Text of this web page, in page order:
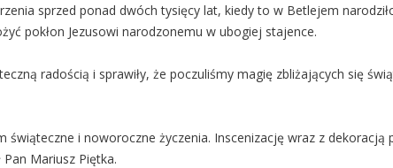
sprzed ponad dwóch tysięcy lat, kiedy to w Betlejem
pokłon Jezusowi narodzonemu w ubogiej stajence.
radością i sprawiły, że poczuliśmy magię zbliżających się
świąteczne i noworoczne życzenia. Inscenizację wraz z
Mariusz Piętka.